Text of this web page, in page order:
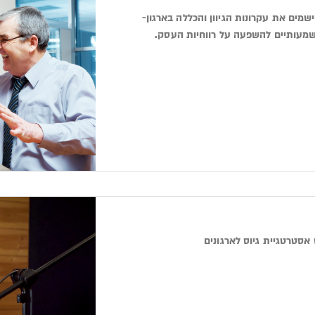
את עקרונות הגיוון והכללה בארגון-
להשפעה על רווחיות העסק.
גיוס לארגונים